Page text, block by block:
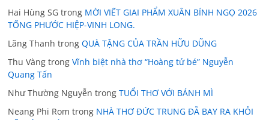
Hai Hùng SG trong MỜI VIẾT GIAI PHẨM XUÂN BÍNH NGỌ 2026
TỐNG PHƯỚC HIỆP-VINH LONG.
Lãng Thanh trongQUÀ TẶNG CỦA TRẦN HỮU DŨNG
Thu Vàng trongVĩnh biệt nhà thơ “Hoàng tử bé” Nguyễn
Quang Tấn
Như Thường Nguyễn trongTUỔI THƠ VỚI BÁNH MÌ
Neang Phi Rom trong NHÀ THƠ ĐỨC TRUNG ĐÃ BAY RA KHỎI